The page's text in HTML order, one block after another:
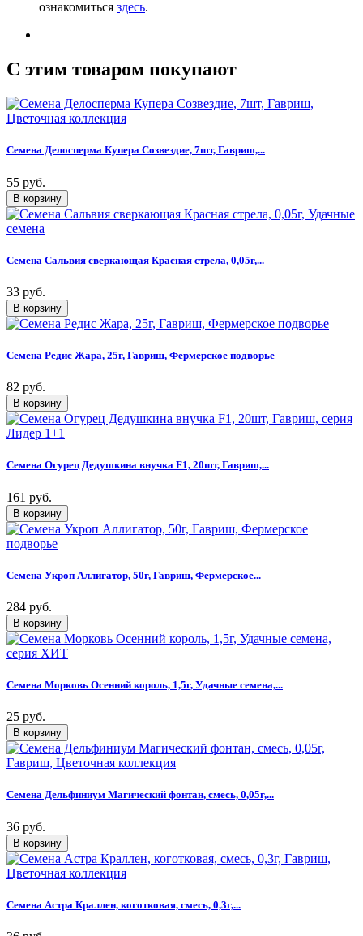
ознакомиться здесь.
C этим товаром покупают
Семена Делосперма Купера Созвездие, 7шт, Гавриш,...
55 руб.
Семена Сальвия сверкающая Красная стрела, 0,05г,...
33 руб.
Семена Редис Жара, 25г, Гавриш, Фермерское подворье
82 руб.
Семена Огурец Дедушкина внучка F1, 20шт, Гавриш,...
161 руб.
Семена Укроп Аллигатор, 50г, Гавриш, Фермерское...
284 руб.
Семена Морковь Осенний король, 1,5г, Удачные семена,...
25 руб.
Семена Дельфиниум Магический фонтан, смесь, 0,05г,...
36 руб.
Семена Астра Краллен, коготковая, смесь, 0,3г,...